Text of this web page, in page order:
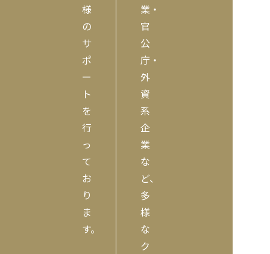
様
の
サ
ポ
ー
ト
を
行
っ
て
お
り
ま
す。
業・
官
公
庁・
外
資
系
企
業
な
ど、
多
様
な
ク